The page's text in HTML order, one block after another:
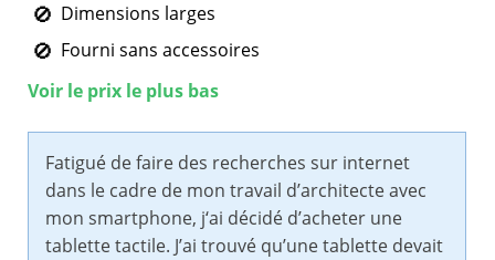
Dimensions larges
Fourni sans accessoires
Voir le prix le plus bas
Fatigué de faire des recherches sur internet
dans le cadre de mon travail d’architecte avec
mon smartphone, j‘ai décidé d’acheter une
tablette tactile. J’ai trouvé qu’une tablette devait